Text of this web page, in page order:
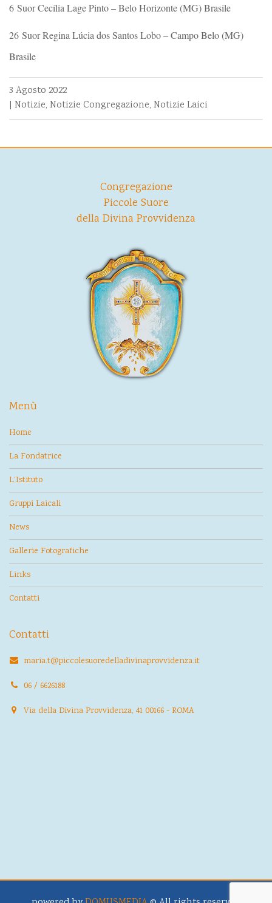
6 Suor Cecília Lage Pinto – Belo Horizonte (MG) Brasile
26 Suor Regina Lúcia dos Santos Lobo – Campo Belo (MG)
Brasile
3 Agosto 2022
| Notizie, Notizie Congregazione, Notizie Laici
Congregazione
Piccole Suore
della Divina Provvidenza
Menù
Home
La Fondatrice
L’Istituto
Gruppi Laicali
News
Gallerie Fotografiche
Links
Contatti
Contatti
maria.t@piccolesuoredelladivinaprovvidenza.it
06 / 6626188
Via della Divina Provvidenza, 41 00166 - ROMA